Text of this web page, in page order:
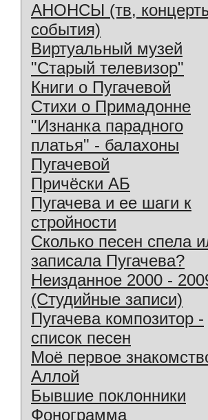
АНОНСЫ (тв,
события)
Виртуальный музей
"Старый телевизор"
Книги о Пугачевой
Стихи о Примадонне
"Изнанка парадного
платья" - балахоны
Пугачевой
Причёски АБ
Пугачева и ее шаги к
стройности
Сколько песен спела
записала Пугачева?
Неизданное 2000 -
(Студийные записи)
Пугачева композитор -
список песен
Моё первое
Аллой
Бывшие поклонники
Фонограмма